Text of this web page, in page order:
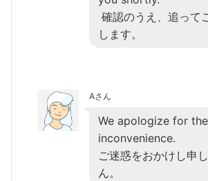
確認のうえ、追って
します。
Aさん
We apologize for the
inconvenience.
ご迷惑をおかけし申
ん。